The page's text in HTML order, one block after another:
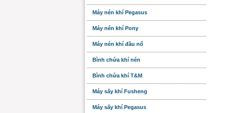
Máy nén khí Pegasus
Máy nén khí Pony
Máy nén khí đầu nổ
Bình chứa khí nén
Bình chứa khí T&M
Máy sấy khí Fusheng
Máy sấy khí Pegasus